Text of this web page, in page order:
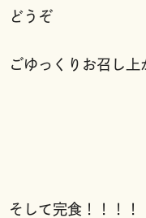
どうぞ
ごゆっくりお召し
そして完食！！！！